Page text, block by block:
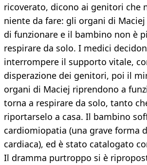
ricoverato, dicono ai genitori che
niente da fare: gli organi di
di funzionare e il bambino non è
respirare da solo. I medici
interrompere il supporto vitale,
disperazione dei genitori, poi il
organi di Maciej riprendono a
torna a respirare da solo, tanto
riportarselo a casa. Il bambino
cardiomiopatia (una grave forma
cardiaca), ed è stato catalogato
Il dramma purtroppo si è